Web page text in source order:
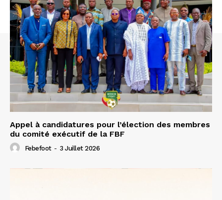
Appel à candidatures pour l’élection des membres
du comité exécutif de la FBF
Febefoot - 3 Juillet 2026